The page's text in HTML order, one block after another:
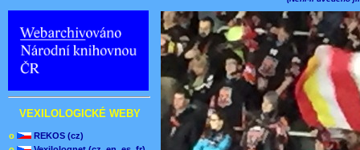
VEXILOLOGICKÉ WEBY
o
REKOS (cz)